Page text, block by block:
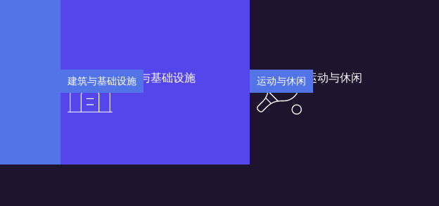
建筑与基础设施 运动与休闲